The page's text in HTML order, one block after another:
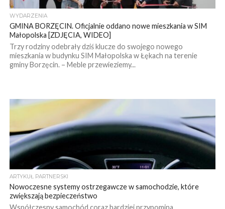
WYDARZENIA
GMINA BORZĘCIN. Oficjalnie oddano nowe mieszkania w SIM
Małopolska [ZDJĘCIA, WIDEO]
Trzy rodziny odebrały dziś klucze do swojego nowego
mieszkania w budynku SIM Małopolska w Łękach na terenie
gminy Borzęcin. – Meble przewieziemy...
ARTYKUŁ PARTNERSKI
Nowoczesne systemy ostrzegawcze w samochodzie, które
zwiększają bezpieczeństwo
Współczesny samochód coraz bardziej przypomina